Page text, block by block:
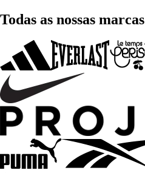
Todas as nossas marcas